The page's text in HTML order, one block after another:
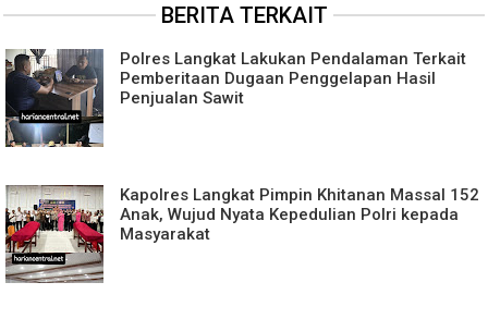
BERITA TERKAIT
Polres Langkat Lakukan Pendalaman Terkait
Pemberitaan Dugaan Penggelapan Hasil
Penjualan Sawit
Kapolres Langkat Pimpin Khitanan Massal 152
Anak, Wujud Nyata Kepedulian Polri kepada
Masyarakat